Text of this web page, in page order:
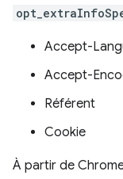
Accept-
Accept-
Référent
Cookie
À partir de